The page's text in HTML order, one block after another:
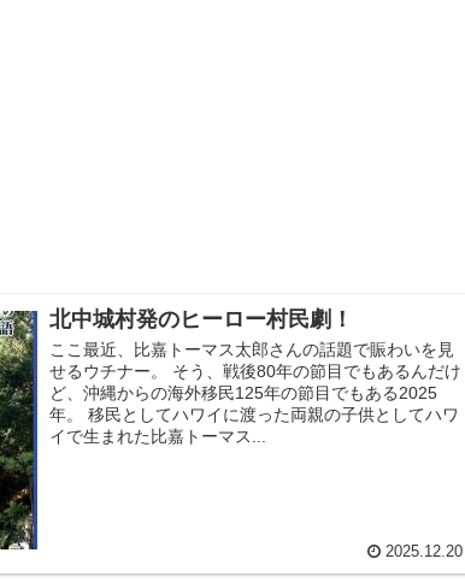
北中城村発のヒーロー村民劇！
ここ最近、比嘉トーマス太郎さんの話題で賑わいを見
せるウチナー。 そう、戦後80年の節目でもあるんだけ
ど、沖縄からの海外移民125年の節目でもある2025
年。 移民としてハワイに渡った両親の子供としてハワ
イで生まれた比嘉トーマス...
2025.12.20